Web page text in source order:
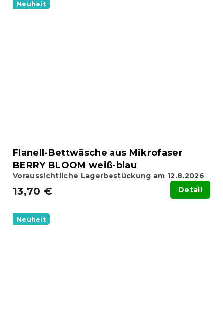
Neuheit
Flanell-Bettwäsche aus Mikrofaser
BERRY BLOOM weiß-blau
Voraussichtliche Lagerbestückung am 12.8.2026
13,70 € Detail
Neuheit